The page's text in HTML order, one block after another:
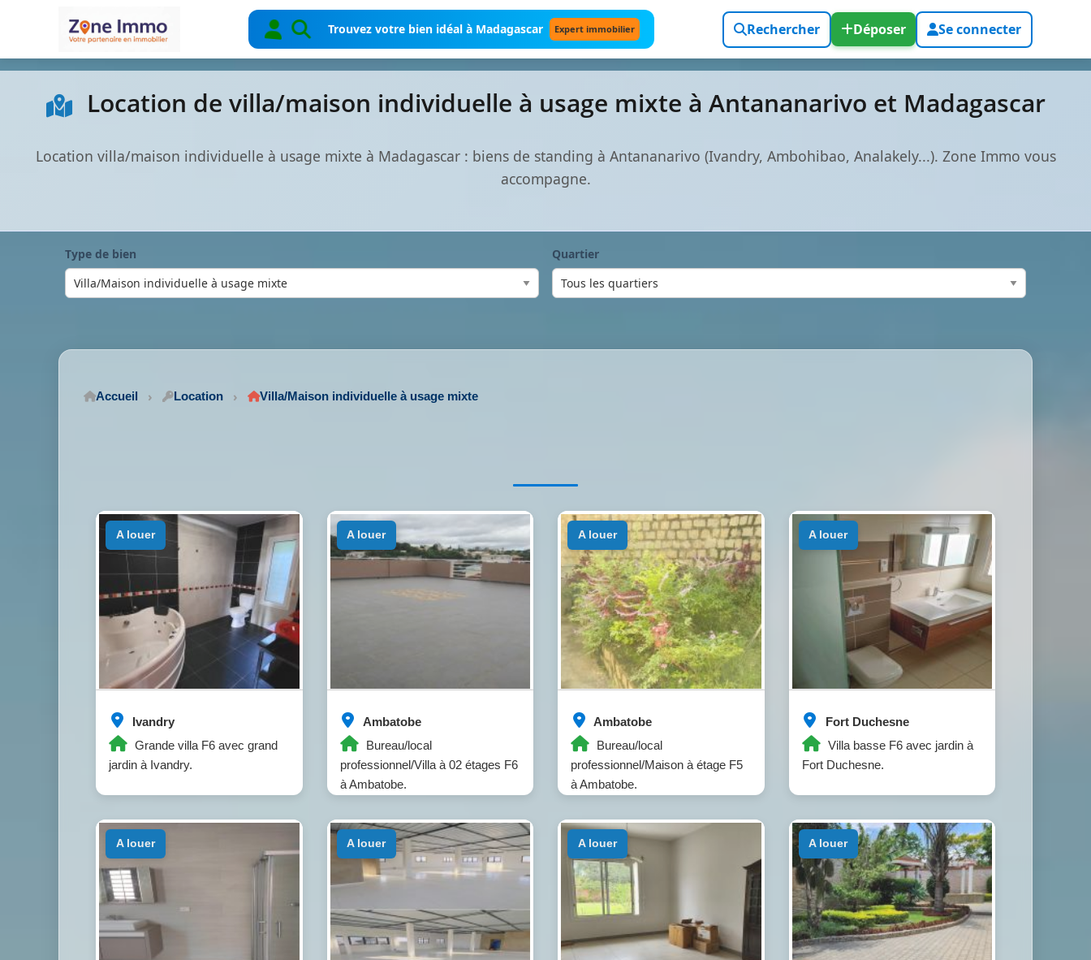
Trouvez votre bien idéal à Madagascar Expert immobilier Rechercher Déposer Se connecter
Location de villa/maison individuelle à usage mixte à Antananarivo et Madagascar
Location villa/maison individuelle à usage mixte à Madagascar : biens de standing à Antananarivo (Ivandry, Ambohibao, Analakely...). Zone Immo vous
accompagne.
Type de bien Quartier
Accueil Location Villa/Maison individuelle à usage mixte
Ivandry
Grande villa F6 avec grand
jardin à Ivandry.
a louer
Ambatobe
Bureau/local
professionnel/Villa à 02 étages F6
à Ambatobe.
a louer
Ambatobe
Bureau/local
professionnel/Maison à étage F5
à Ambatobe.
a louer
Fort Duchesne
Villa basse F6 avec jardin à
Fort Duchesne.
a louer
a louer a louer a louer a louer